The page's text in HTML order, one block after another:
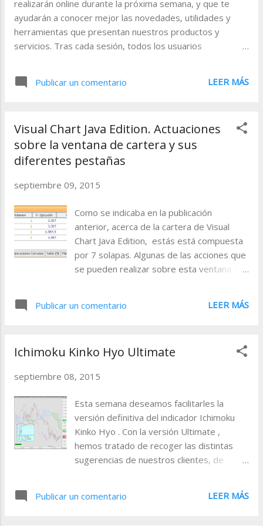
acceder a toda tu información desde
cualquier otro terminal donde esté
instalado Visual Chart 6 y se disponga de
acceso a internet. Desde el comando Abrir
realizarán online durante la próxima semana, y que te
ayudarán a conocer mejor las novedades, utilidades y
herramientas que presentan nuestros productos y
servicios. Tras cada sesión, todos los usuarios
puedes asistir pero estás interesado en recibir la
grabación de cualquiera de ellos, no es necesario que
nombre del webinar. A continuación se detalla la fecha y la
hora de los eventos. Herramientas gráficas: Plantillas y
enlaces de colores 14-09-2015 11.30 - 12.30 (GMT +
utilizar un grupo de herramientas que te permitirán
Igualmente te ofrecerán mayor comodidad a la hora de
estudiar un grupo de activos. Herramientas de análisis
técnico y chartista...
Publicar un comentario LEER MÁS
Visual Chart Java Edition. Actuaciones
sobre la ventana de cartera y sus
diferentes pestañas
septiembre 09, 2015
Como se indicaba en la publicación
anterior, acerca de la cartera de Visual
Chart Java Edition, estás está compuesta
por 7 solapas. Algunas de las acciones que
se pueden realizar sobre esta ventana son
cambiar la ventana de lugar, tan sólo es
pulsado, arrastrar a cualquier otra zona de
ocultar la ventana , tan solo es preciso
chincheta situado en la parte superior
derecha de la misma.
...
Publicar un comentario LEER MÁS
Ichimoku Kinko Hyo Ultimate
septiembre 08, 2015
Esta semana deseamos facilitarles la
versión definitiva del indicador Ichimoku
Kinko Hyo . Con la versión Ultimate ,
hemos tratado de recoger las distintas
sugerencias de nuestros clientes, de
Aprovechamos para darles las gracias a
Publicar un comentario LEER MÁS